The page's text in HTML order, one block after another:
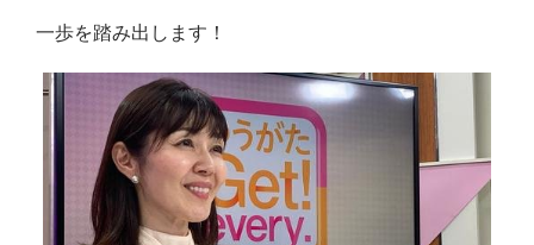
一歩を踏み出します！